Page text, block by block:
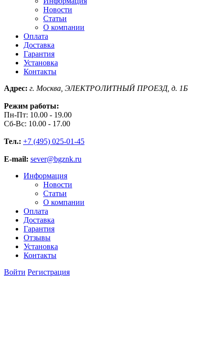
Новости
Статьи
О компании
Оплата
Доставка
Гарантия
Установка
Контакты
Адрес: г. Москва, ЭЛЕКТРОЛИТНЫЙ ПРОЕЗД, д. 1Б
Режим работы:
Пн-Пт: 10.00 - 19.00
Сб-Вс: 10.00 - 17.00
Тел.: +7 (495) 025-01-45
E-mail: sever@bgznk.ru
Информация
Новости
Статьи
О компании
Оплата
Доставка
Гарантия
Отзывы
Установка
Контакты
Войти Регистрация